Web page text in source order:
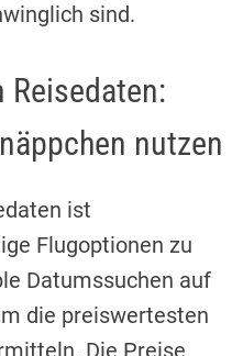
sind.
nutzen
ist
Flugoptionen zu
Datumssuchen auf
die preiswertesten